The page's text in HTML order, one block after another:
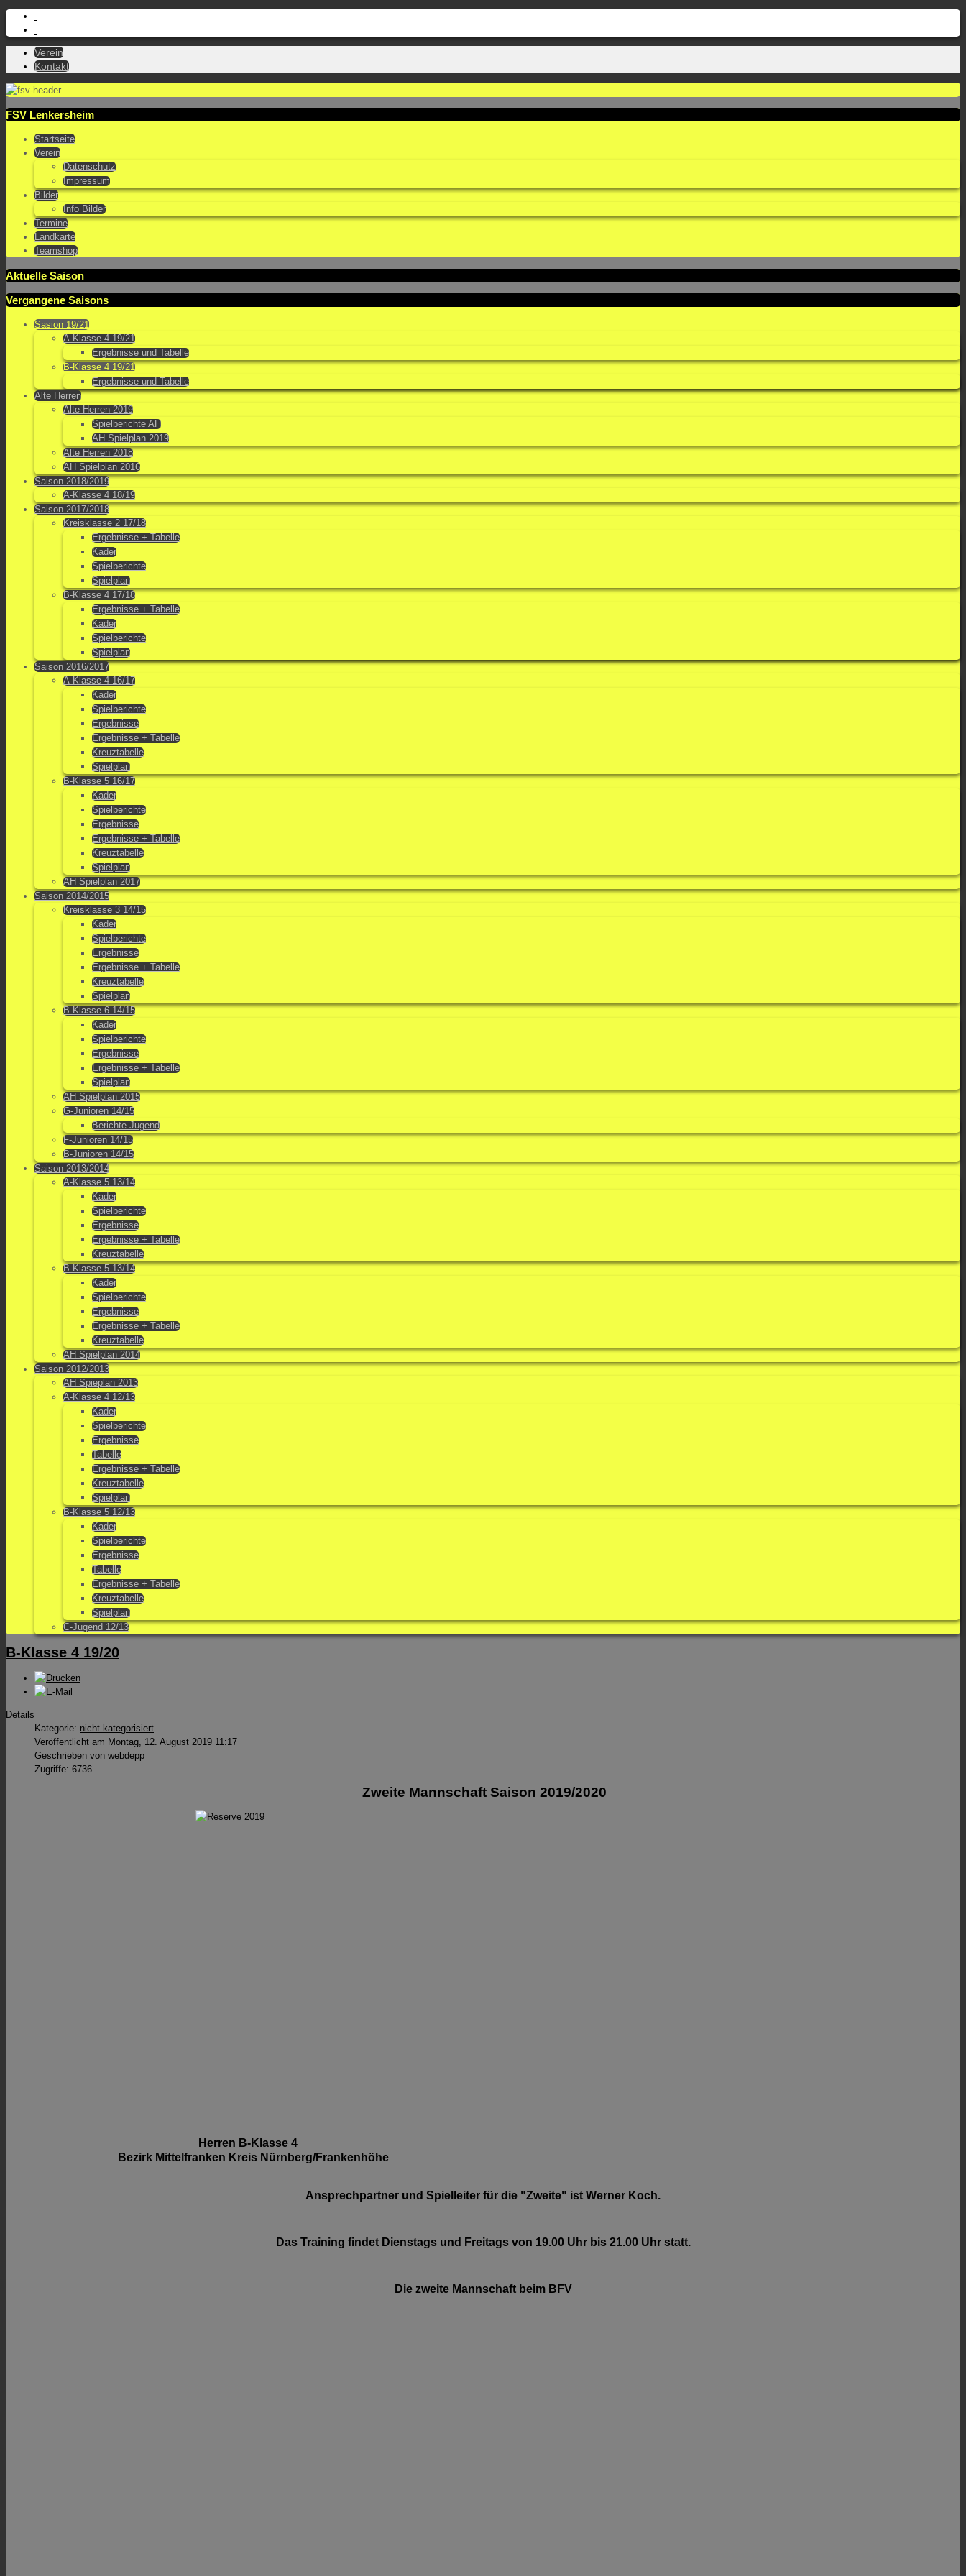
Verein
Kontakt
FSV Lenkersheim
Startseite
Verein
Datenschutz
Impressum
Bilder
Info Bilder
Termine
Landkarte
Teamshop
Aktuelle Saison
Vergangene Saisons
Sasion 19/21
A-Klasse 4 19/21
Ergebnisse und Tabelle
B-Klasse 4 19/21
Ergebnisse und Tabelle
Alte Herren
Alte Herren 2019
Spielberichte AH
AH Spielplan 2019
Alte Herren 2018
AH Spielplan 2016
Saison 2018/2019
A-Klasse 4 18/19
Saison 2017/2018
Kreisklasse 2 17/18
Ergebnisse + Tabelle
Kader
Spielberichte
Spielplan
B-Klasse 4 17/18
Ergebnisse + Tabelle
Kader
Spielberichte
Spielplan
Saison 2016/2017
A-Klasse 4 16/17
Kader
Spielberichte
Ergebnisse
Ergebnisse + Tabelle
Kreuztabelle
Spielplan
B-Klasse 5 16/17
Kader
Spielberichte
Ergebnisse
Ergebnisse + Tabelle
Kreuztabelle
Spielplan
AH Spielplan 2017
Saison 2014/2015
Kreisklasse 3 14/15
Kader
Spielberichte
Ergebnisse
Ergebnisse + Tabelle
Kreuztabelle
Spielplan
B-Klasse 6 14/15
Kader
Spielberichte
Ergebnisse
Ergebnisse + Tabelle
Spielplan
AH Spielplan 2015
G-Junioren 14/15
Berichte Jugend
F-Junioren 14/15
B-Junioren 14/15
Saison 2013/2014
A-Klasse 5 13/14
Kader
Spielberichte
Ergebnisse
Ergebnisse + Tabelle
Kreuztabelle
B-Klasse 5 13/14
Kader
Spielberichte
Ergebnisse
Ergebnisse + Tabelle
Kreuztabelle
AH Spielplan 2014
Saison 2012/2013
AH Spieplan 2013
A-Klasse 4 12/13
Kader
Spielberichte
Ergebnisse
Tabelle
Ergebnisse + Tabelle
Kreuztabelle
Spielplan
B-Klasse 5 12/13
Kader
Spielberichte
Ergebnisse
Tabelle
Ergebnisse + Tabelle
Kreuztabelle
Spielplan
C-Jugend 12/13
B-Klasse 4 19/20
Details
Kategorie: nicht kategorisiert
Veröffentlicht am Montag, 12. August 2019 11:17
Geschrieben von webdepp
Zugriffe: 6736
Zweite Mannschaft Saison 2019/2020
Herren B-Klasse 4
Bezirk Mittelfranken Kreis Nürnberg/Frankenhöhe
Ansprechpartner und Spielleiter für die "Zweite" ist Werner Koch.
Das Training findet Dienstags und Freitags von 19.00 Uhr bis 21.00 Uhr statt.
Die zweite Mannschaft beim BFV